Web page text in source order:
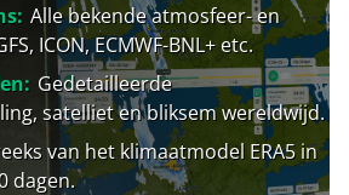
Alle bekende atmosfeer- en
ICON, ECMWF-BNL+ etc.
Gedetailleerde
satelliet en bliksem wereldwijd.
van het klimaatmodel ERA5 in
dagen.